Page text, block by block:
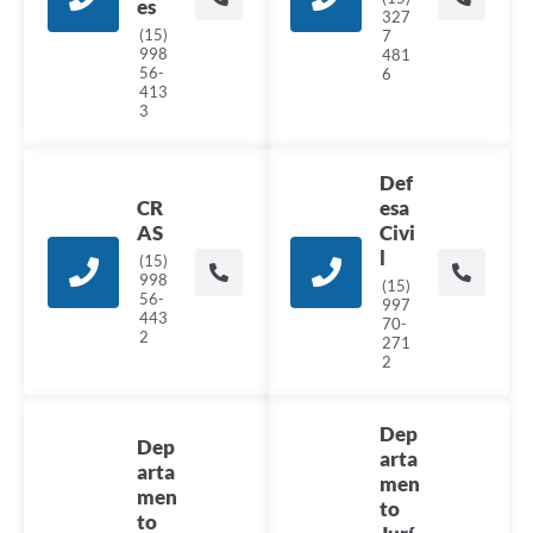
es
(15)
998
56-
413
3
327
7
481
6
CR
AS
(15)
998
56-
443
2
Def
esa
Civi
l
(15)
997
70-
271
2
Dep
arta
men
to
Dep
arta
men
to